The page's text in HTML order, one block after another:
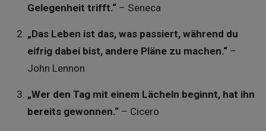
Gelegenheit trifft.“– Seneca
„Das Leben ist das, was passiert, während du
eifrig dabei bist, andere Pläne zu machen.“–
John Lennon
„Wer den Tag mit einem Lächeln beginnt, hat ihn
bereits gewonnen.“– Cicero